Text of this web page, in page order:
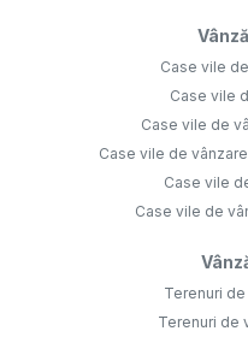
Case vile
Case vile
Case vile de
Case vile de
Case vile
Case vile de
Terenuri
Terenuri de